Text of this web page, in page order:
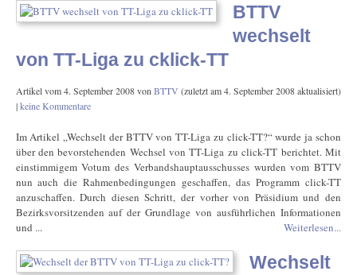
BTTV
wechselt
von TT-Liga zu cklick-TT
Artikel vom4. September 2008von BTTV (zuletzt am4. September 2008aktualisiert)
|keine Kommentare
Im Artikel „Wechselt der BTTV von TT-Liga zu click-TT?“ wurde ja schon
über den bevorstehenden Wechsel von TT-Liga zu click-TT berichtet. Mit
einstimmigem Votum des Verbandshauptausschusses wurden vom BTTV
nun auch die Rahmenbedingungen geschaffen, das Programm click-TT
anzuschaffen. Durch diesen Schritt, der vorher von Präsidium und den
Bezirksvorsitzenden auf der Grundlage von ausführlichen Informationen
und ...
Weiterlesen...
Wechselt